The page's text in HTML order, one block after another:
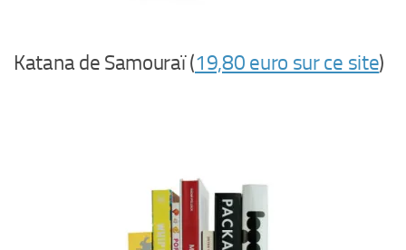
Katana de Samouraï (19,80 euro sur ce site)